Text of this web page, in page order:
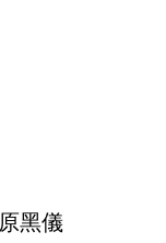
黑儀